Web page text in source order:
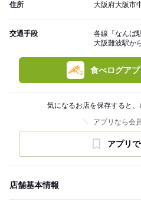
住所 大阪府大阪市
交通手段
各線『なんば
大阪難波駅か
食べログア
気になるお店を保存すると、
アプリなら会
アプリ
店舗基本情報